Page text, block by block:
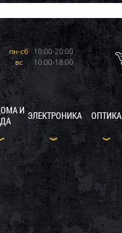
пн-сб 10:00-20:00
вс
10:00-18:00
И ЭЛЕКТРОНИКА ОПТИКА